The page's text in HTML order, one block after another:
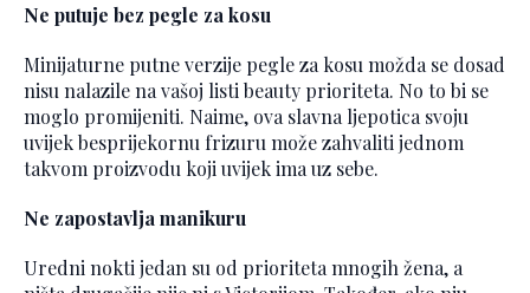
Ne putuje bez pegle za kosu
Minijaturne putne verzije pegle za kosu možda se dosad
nisu nalazile na vašoj listi beauty prioriteta. No to bi se
moglo promijeniti. Naime, ova slavna ljepotica svoju
uvijek besprijekornu frizuru može zahvaliti jednom
takvom proizvodu koji uvijek ima uz sebe.
Ne zapostavlja manikuru
Uredni nokti jedan su od prioriteta mnogih žena, a